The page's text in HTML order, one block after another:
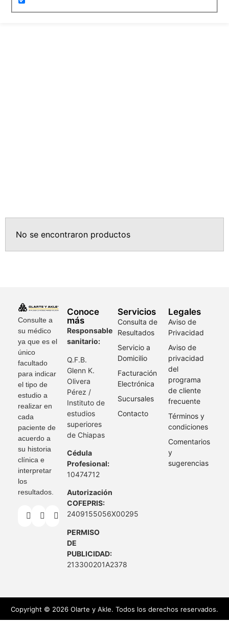
No se encontraron productos
Consulte a
su médico
ya que es el
único
facultado
para indicar
el tipo de
estudio a
realizar en
cada
paciente de
acuerdo a
su historia
clínica e
interpretar
los
resultados.
Conoce
más
Responsable
sanitario:
Q.F.B.
Glenn K.
Olivera
Pérez /
Instituto de
estudios
superiores
de Chiapas
Cédula
Profesional:
10474712
Autorización
COFEPRIS:
2409155056X00295
PERMISO
DE
PUBLICIDAD:
213300201A2378
Servicios
Consulta de
Resultados
Servicio a
Domicilio
Facturación
Electrónica
Sucursales
Contacto
Legales
Aviso de
Privacidad
Aviso de
privacidad
del
programa
de cliente
frecuente
Términos y
condiciones
Comentarios
y
sugerencias
Copyright © 2026 Olarte y Akle. Todos los derechos reservados.